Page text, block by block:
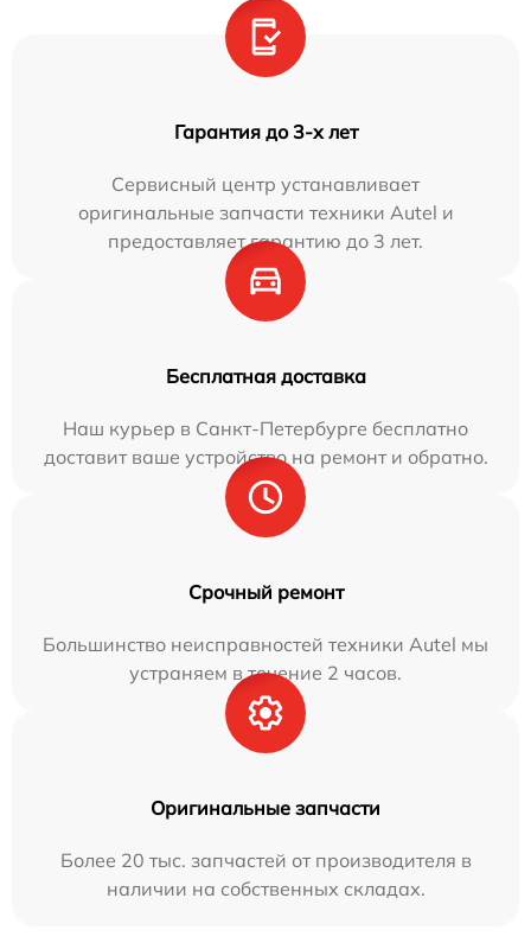
Гарантия до 3-х лет
Сервисный центр устанавливает
оригинальные запчасти техники Autel и
предоставляет гарантию до 3 лет.
Бесплатная доставка
Наш курьер в Санкт-Петербурге бесплатно
доставит ваше устройство на ремонт и обратно.
Срочный ремонт
Большинство неисправностей техники Autel мы
устраняем в течение 2 часов.
Оригинальные запчасти
Более 20 тыс. запчастей от производителя в
наличии на собственных складах.